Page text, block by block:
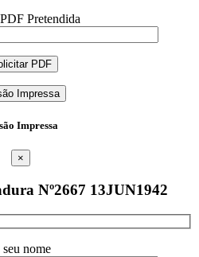
Pretendida
Impressa
Impressa
×
Nº2667 13JUN1942
nome